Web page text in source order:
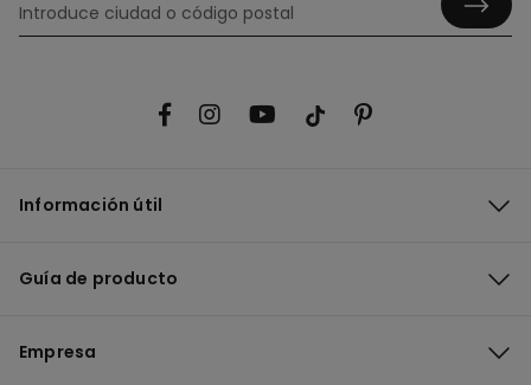
Información útil
Guía de producto
Empresa